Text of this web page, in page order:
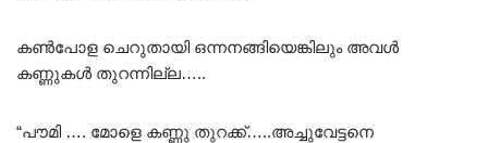
കൺപോള ചെറുതായി ഒന്നനങ്ങിയെങ്കിലും അവൾ
കണ്ണുകൾ തുറന്നില്ല…..
“പൗമി …. മോളെ കണ്ണു തുറക്ക്…..അച്ചുവേട്ടനെ